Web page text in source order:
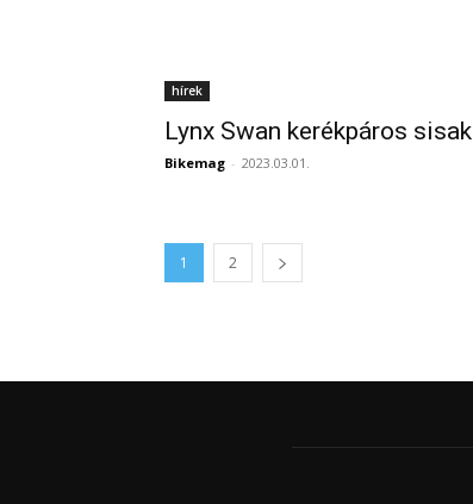
hírek
Lynx Swan kerékpáros sisak
Bikemag - 2023.03.01.
1 2